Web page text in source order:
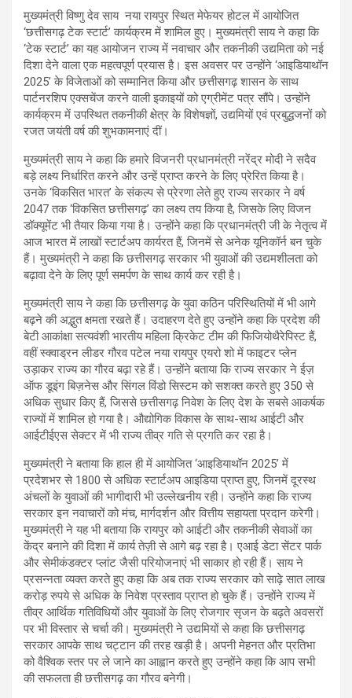
मुख्यमंत्री विष्णु देव साय नया रायपुर स्थित मेफेयर होटल में आयोजित
‘छत्तीसगढ़ टेक स्टार्ट’ कार्यक्रम में शामिल हुए। मुख्यमंत्री साय ने कहा कि
‘टेक स्टार्ट’ का यह आयोजन राज्य में नवाचार और तकनीकी उद्यमिता को नई
दिशा देने वाला एक महत्वपूर्ण प्रयास है। इस अवसर पर उन्होंने ‘आइडियाथॉन
2025’ के विजेताओं को सम्मानित किया और छत्तीसगढ़ शासन के साथ
पार्टनरशिप एक्सचेंज करने वाली इकाइयों को एग्रीमेंट पत्र सौंपे। उन्होंने
कार्यक्रम में उपस्थित तकनीकी क्षेत्र के विशेषज्ञों, उद्यमियों एवं प्रबुद्धजनों को
रजत जयंती वर्ष की शुभकामनाएं दीं।
मुख्यमंत्री साय ने कहा कि हमारे विजनरी प्रधानमंत्री नरेंद्र मोदी ने सदैव
बड़े लक्ष्य निर्धारित करने और उन्हें प्राप्त करने के लिए प्रेरित किया है।
उनके ‘विकसित भारत’ के संकल्प से प्रेरणा लेते हुए राज्य सरकार ने वर्ष
2047 तक ‘विकसित छत्तीसगढ़’ का लक्ष्य तय किया है, जिसके लिए विजन
डॉक्यूमेंट भी तैयार किया गया है। उन्होंने कहा कि प्रधानमंत्री जी के नेतृत्व में
आज भारत में लाखों स्टार्टअप कार्यरत हैं, जिनमें से अनेक यूनिकॉर्न बन चुके
हैं। मुख्यमंत्री ने कहा कि छत्तीसगढ़ सरकार भी युवाओं की उद्यमशीलता को
बढ़ावा देने के लिए पूर्ण समर्पण के साथ कार्य कर रही है।
मुख्यमंत्री साय ने कहा कि छत्तीसगढ़ के युवा कठिन परिस्थितियों में भी आगे
बढ़ने की अद्भुत क्षमता रखते हैं। उदाहरण देते हुए उन्होंने कहा कि प्रदेश की
बेटी आकांक्षा सत्यवंशी भारतीय महिला क्रिकेट टीम की फिजियोथैरेपिस्ट हैं,
वहीं स्क्वाड्रन लीडर गौरव पटेल नया रायपुर एयरो शो में फाइटर प्लेन
उड़ाकर राज्य का गौरव बढ़ा रहे हैं। उन्होंने बताया कि राज्य सरकार ने ईज़
ऑफ डूइंग बिज़नेस और सिंगल विंडो सिस्टम को सशक्त करते हुए 350 से
अधिक सुधार किए हैं, जिससे छत्तीसगढ़ निवेश के लिए देश के सबसे आकर्षक
राज्यों में शामिल हो गया है। औद्योगिक विकास के साथ-साथ आईटी और
आईटीईएस सेक्टर में भी राज्य तीव्र गति से प्रगति कर रहा है।
मुख्यमंत्री ने बताया कि हाल ही में आयोजित ‘आइडियाथॉन 2025’ में
प्रदेशभर से 1800 से अधिक स्टार्टअप आइडिया प्राप्त हुए, जिनमें दूरस्थ
अंचलों के युवाओं की भागीदारी भी उल्लेखनीय रही। उन्होंने कहा कि राज्य
सरकार इन नवाचारों को मंच, मार्गदर्शन और वित्तीय सहायता प्रदान करेगी।
मुख्यमंत्री ने यह भी बताया कि रायपुर को आईटी और तकनीकी सेवाओं का
केंद्र बनाने की दिशा में कार्य तेज़ी से आगे बढ़ रहा है। एआई डेटा सेंटर पार्क
और सेमीकंडक्टर प्लांट जैसी परियोजनाएं भी साकार हो रही हैं। साय ने
प्रसन्नता व्यक्त करते हुए कहा कि अब तक राज्य सरकार को साढ़े सात लाख
करोड़ रुपये से अधिक के निवेश प्रस्ताव प्राप्त हो चुके हैं। उन्होंने राज्य में
तीव्र आर्थिक गतिविधियों और युवाओं के लिए रोजगार सृजन के बढ़ते अवसरों
पर भी विस्तार से चर्चा की। मुख्यमंत्री ने उद्यमियों से कहा कि छत्तीसगढ़
सरकार आपके साथ चट्टान की तरह खड़ी है। अपनी मेहनत और प्रतिभा
को वैश्विक स्तर पर ले जाने का आह्वान करते हुए उन्होंने कहा कि आप सभी
की सफलता ही छत्तीसगढ़ का गौरव बनेगी।